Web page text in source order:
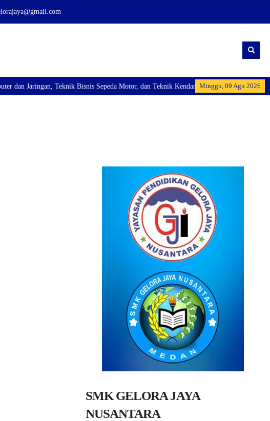
Minggu, 09 Agu 2026
Teknik Bisnis Sepeda Motor, dan Teknik Kendaraan Ringan Dan membuka
SMK GELORA JAYA
NUSANTARA